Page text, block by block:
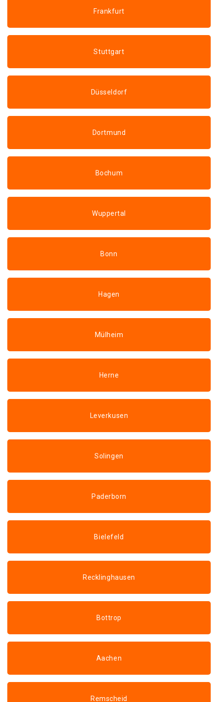
Frankfurt
Stuttgart
Düsseldorf
Dortmund
Bochum
Wuppertal
Bonn
Hagen
Mülheim
Herne
Leverkusen
Solingen
Paderborn
Bielefeld
Recklinghausen
Bottrop
Aachen
Remscheid